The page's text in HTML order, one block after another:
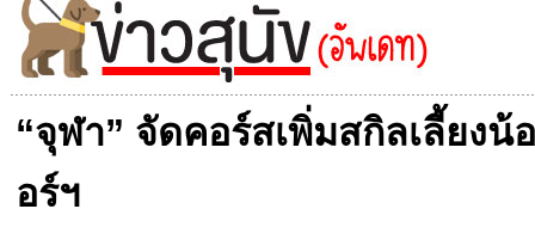
“จุฬา” จัดคอร์สเพิ่มสกิลเลี้ยงน้
อร์ฯ